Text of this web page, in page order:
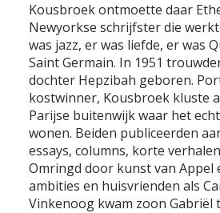
ANI
IN DE
Kousbroek ontmoette daar
Newyorkse schrijfster die
was jazz, er was liefde, er was
Saint Germain. In 1951
dochter Hepzibah geboren.
kostwinner, Kousbroek kluste
Parijse buitenwijk waar het
wonen. Beiden publiceerden
essays, columns, korte
Omringd door kunst van Appel
ambities en huisvrienden als
Vinkenoog kwam zoon Gabriël